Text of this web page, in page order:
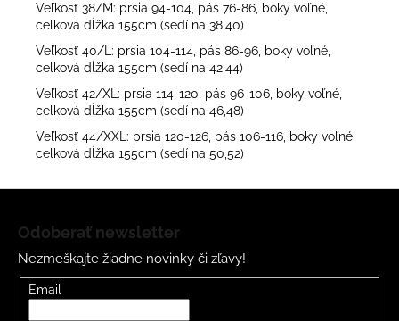
Veľkosť 38/M: prsia 94-104, pás 76-86, boky voľné,
celková dĺžka 155cm (sedí na 38,40)
Veľkosť 40/L: prsia 104-114, pás 86-96, boky voľné,
celková dĺžka 155cm (sedí na 42,44)
Veľkosť 42/XL: prsia 114-120, pás 96-106, boky voľné,
celková dĺžka 155cm (sedí na 46,48)
Veľkosť 44/XXL: prsia 120-126, pás 106-116, boky voľné,
celková dĺžka 155cm (sedí na 50,52)
Odoberať newsletter
Nezmeškajte žiadne novinky či zľavy!
Email